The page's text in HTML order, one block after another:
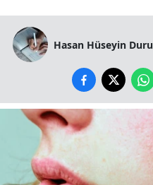
Hasan Hüseyin Duru